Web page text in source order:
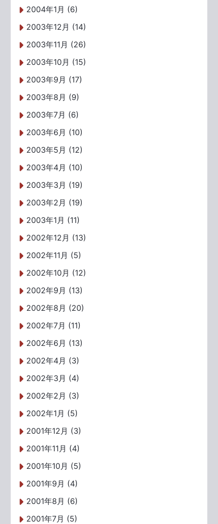
2004年1月 (6)
2003年12月 (14)
2003年11月 (26)
2003年10月 (15)
2003年9月 (17)
2003年8月 (9)
2003年7月 (6)
2003年6月 (10)
2003年5月 (12)
2003年4月 (10)
2003年3月 (19)
2003年2月 (19)
2003年1月 (11)
2002年12月 (13)
2002年11月 (5)
2002年10月 (12)
2002年9月 (13)
2002年8月 (20)
2002年7月 (11)
2002年6月 (13)
2002年4月 (3)
2002年3月 (4)
2002年2月 (3)
2002年1月 (5)
2001年12月 (3)
2001年11月 (4)
2001年10月 (5)
2001年9月 (4)
2001年8月 (6)
2001年7月 (5)